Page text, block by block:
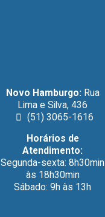
Novo Hamburgo: Rua
Lima e Silva, 436
(51) 3065-1616
Horários de
Atendimento:
Segunda-sexta: 8h30min
às 18h30min
Sábado: 9h às 13h